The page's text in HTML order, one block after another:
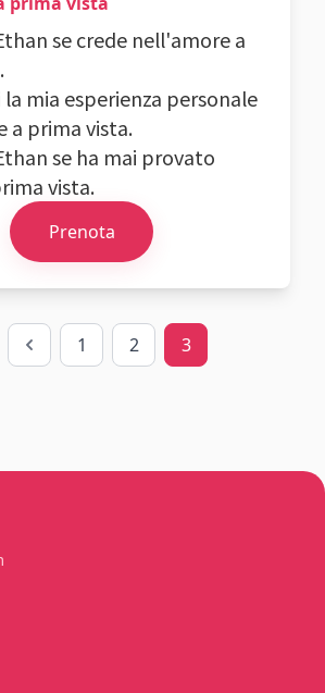
se crede nell'amore a
la mia esperienza personale
a prima vista.
se ha mai provato
vista.
Prenota
Previous
1 2 3